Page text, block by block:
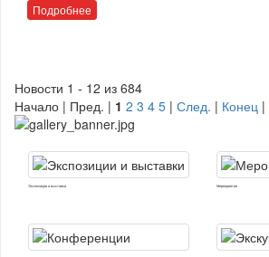
Подробнее
Новости 1 - 12 из 684
Начало | Пред. | 1 2 3 4 5 | След. | Конец |
Экспозиции и выставки Мероприятия